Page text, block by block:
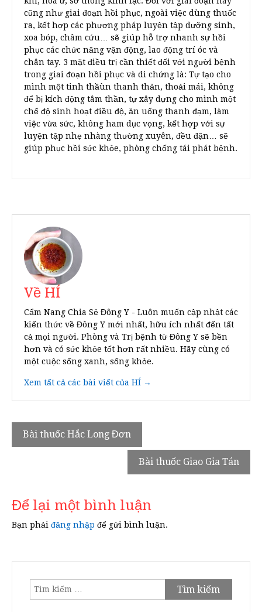
cũng như giai đoạn hồi phục, ngoài việc dùng thuốc
ra, kết hợp các phương pháp luyện tập dưỡng sinh,
xoa bóp, châm cứu… sẽ giúp hỗ trợ nhanh sự hồi
phục các chức năng vận động, lao động trí óc và
chân tay. 3 mặt điều trị cần thiết đối với người bệnh
trong giai đoạn hồi phục và di chứng là: Tự tạo cho
mình một tinh thầùn thanh thản, thoải mái, không
để bị kích động tâm thần, tự xây dựng cho mình một
chế độ sinh hoạt điều độ, ăn uống thanh đạm, làm
việc vừa sức, không ham dục vọng, kết hợp với sự
luyện tập nhẹ nhàng thường xuyên, đều đặn… sẽ
giúp phục hồi sức khỏe, phòng chống tái phát bệnh.
Về HÍ
Cẩm Nang Chia Sẻ Đông Y - Luôn muốn cập nhật các
kiến thức về Đông Y mới nhất, hữu ích nhất đến tất
cả mọi người. Phòng và Trị bệnh từ Đông Y sẽ bền
hơn và có sức khỏe tốt hơn rất nhiều. Hãy cùng có
một cuộc sống xanh, sống khỏe.
Xem tất cả các bài viết của HÍ →
Điều
hướng
Bài thuốc Hắc Long Đơn
Bài thuốc Giao Gia Tán
Để lại một bình luận
Bạn phải đăng nhập để gửi bình luận.
Tìm